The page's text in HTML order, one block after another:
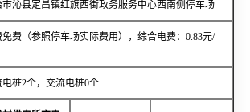
市沁县定昌镇红旗西街政务服务中心西南侧停车场
免费（参照停车场实际费用），综合电费：0.83元/
电桩2个，交流电桩0个